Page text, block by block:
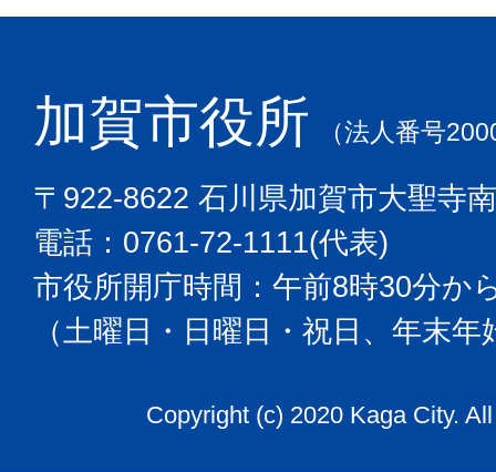
加賀市役所 （法人番号
〒922-8622 石川県加賀市大聖寺
電話：0761-72-1111(代表)
市役所開庁時間：午前8時30分か
（土曜日・日曜日・祝日、年末
Copyright (c) 2020 Kaga City.